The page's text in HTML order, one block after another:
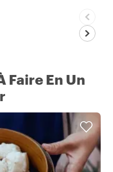
Faire En Un